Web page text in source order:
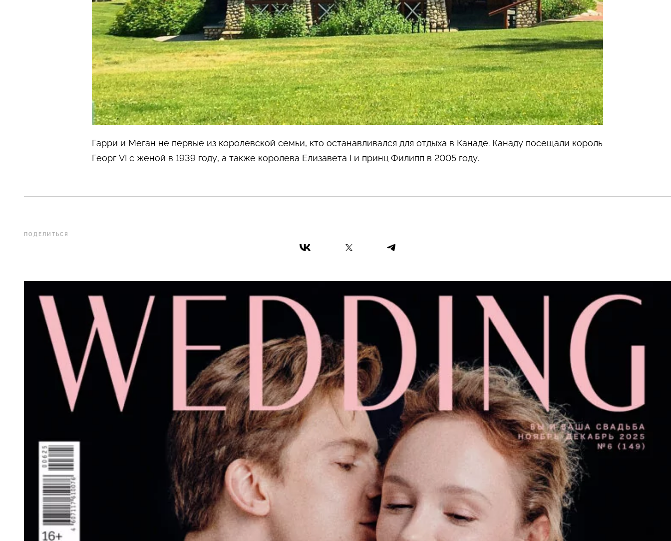
ПОДЕЛИТЬСЯ
Гарри и Меган не первые из королевской семьи, кто останавливался для отдыха в Канаде. Канаду посещали король
Георг VI с женой в 1939 году, а также королева Елизавета I и принц Филипп в 2005 году.